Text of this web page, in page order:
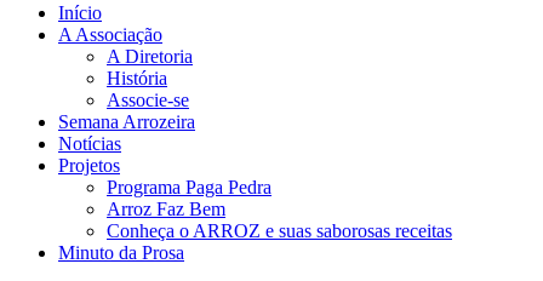
Início
A Associação
A Diretoria
História
Associe-se
Semana Arrozeira
Notícias
Projetos
Programa Paga Pedra
Arroz Faz Bem
Conheça o ARROZ e suas saborosas receitas
Minuto da Prosa